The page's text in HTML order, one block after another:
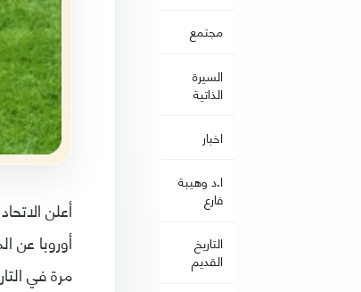
مجتمع
السيرة
الذاتية
اخبار
ا.د وهيبة
فارع
التاريخ
القديم
أعلن
أوروبا عن
مرة في